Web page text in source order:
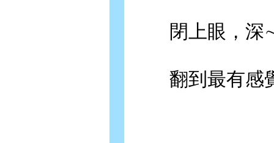
閉上眼，深∼
翻到最有感